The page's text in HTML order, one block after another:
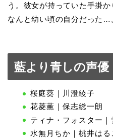
う。彼女が持っていた手掛
なんと幼い頃の自分だった…
藍より青しの声優
桜庭葵｜川澄綾子
花菱薫｜保志総一朗
ティナ・フォスター｜
水無月ちか｜桃井はる